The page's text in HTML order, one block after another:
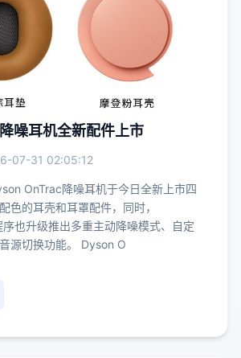
噪耳机全新配件上市
07-31 02:05:12
OnTrac降噪耳机于今日全新上市四
色的耳壳和耳罩配件，同时，
也升级推出多重主动降噪模式、自定
源切换功能。 Dyson O